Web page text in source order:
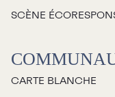
Sirois
SCÈNE
CARTE BLANCHE